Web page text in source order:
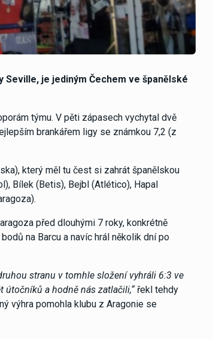
je jediným Čechem ve španělské
týmu. V pěti zápasech vychytal dvě
brankářem ligy se známkou 7,2 (z
který měl tu čest si zahrát španělskou
Bílek (Betis), Bejbl (Atlético), Hapal
před dlouhými 7 roky, konkrétně
na Barcu a navíc hrál několik dní po
stranu v tomhle složení vyhráli 6:3 ve
útočníků a hodně nás zatlačili,“řekl tehdy
výhra pomohla klubu z Aragonie se